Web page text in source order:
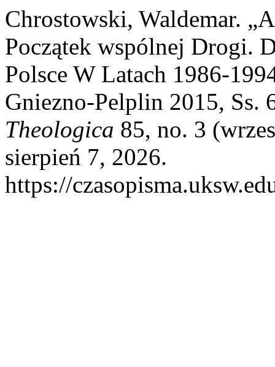
Chrostowski, Waldemar.
Początek wspólnej Drogi.
Polsce W Latach 1986-
Gniezno-Pelplin 2015, Ss.
Theologica 85, no. 3
sierpień 7, 2026.
https://